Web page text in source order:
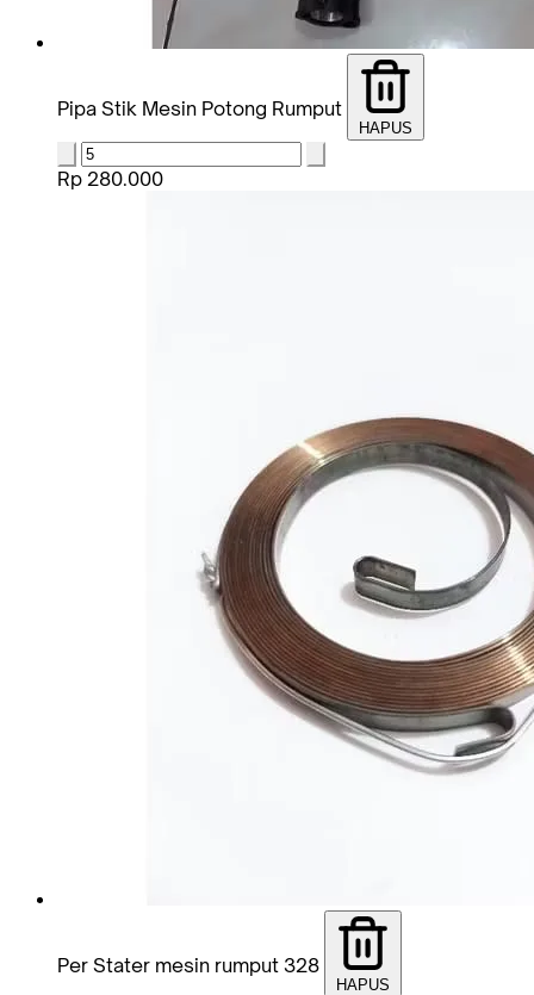
Pipa Stik Mesin Potong Rumput
HAPUS
Rp 280.000
Per Stater mesin rumput 328
HAPUS